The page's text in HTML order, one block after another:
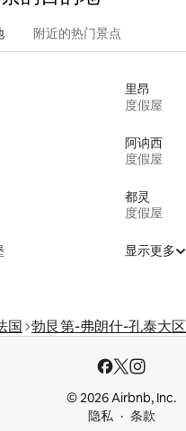
附近的热门景点
里昂
度假屋
阿讷西
度假屋
都灵
度假屋
显示更多
国 勃艮第-弗朗什-孔泰大区
© 2026 Airbnb, Inc.
隐私
条款